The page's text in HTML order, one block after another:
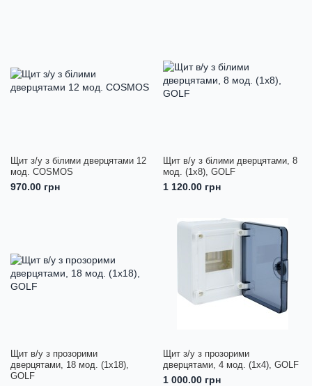
Щит з/у з білими дверцятами 12
мод. COSMOS
970.00 грн
Щит в/у з білими дверцятами, 8
мод. (1х8), GOLF
1 120.00 грн
Щит в/у з прозорими
дверцятами, 18 мод. (1х18),
GOLF
Щит з/у з прозорими
дверцятами, 4 мод. (1х4), GOLF
1 000.00 грн